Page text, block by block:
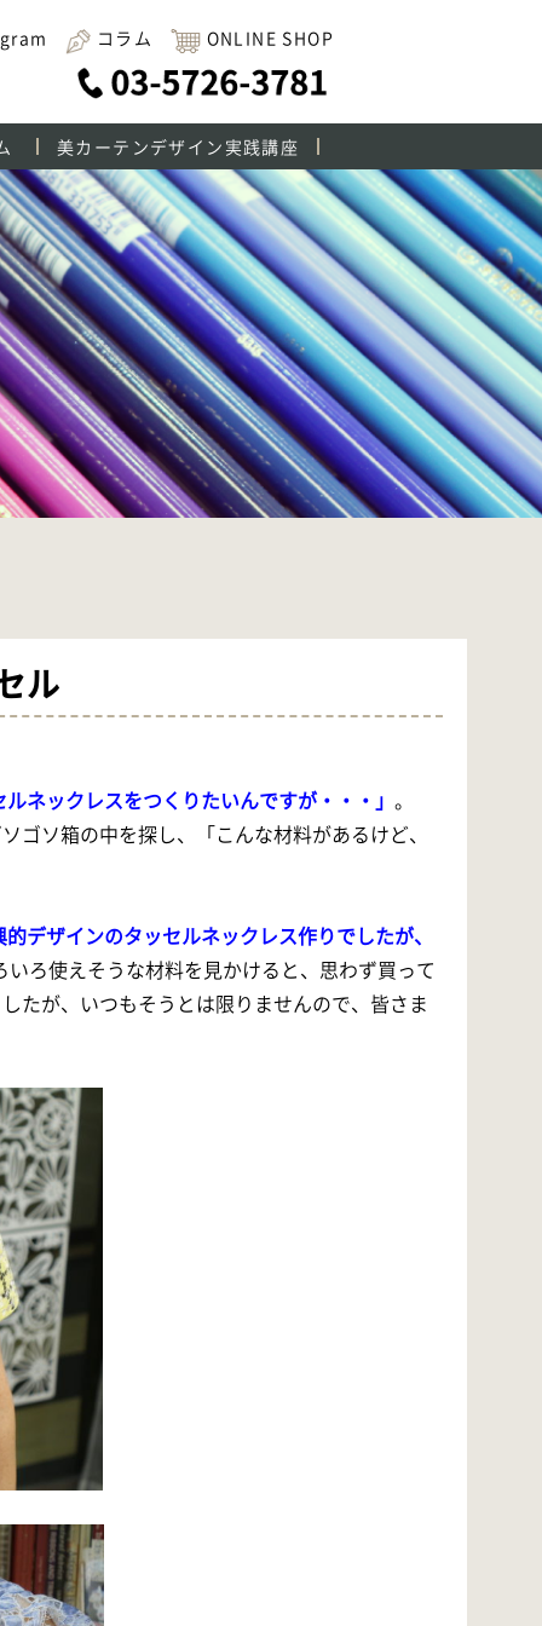
コラム ONLINE SHOP
美カーテンデザイン実践講座
ル
ネックレスをつくりたいんですが・・・」 。
ソ箱の中を探し、「こんな材料があるけど、
デザインのタッセルネックレス作りでしたが、
使えそうな材料を見かけると、思わず買って
たが、いつもそうとは限りませんので、皆さま